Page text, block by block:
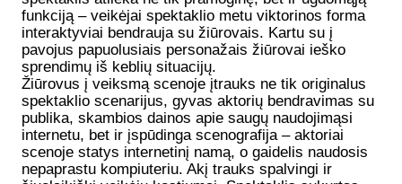
funkciją – veikėjai spektaklio metu viktorinos forma
interaktyviai bendrauja su žiūrovais. Kartu su į
pavojus papuolusiais personažais žiūrovai ieško
sprendimų iš keblių situacijų.
Žiūrovus į veiksmą scenoje įtrauks ne tik originalus
spektaklio scenarijus, gyvas aktorių bendravimas su
publika, skambios dainos apie saugų naudojimąsi
internetu, bet ir įspūdinga scenografija – aktoriai
scenoje statys internetinį namą, o gaidelis naudosis
nepaprastu kompiuteriu. Akį trauks spalvingi ir